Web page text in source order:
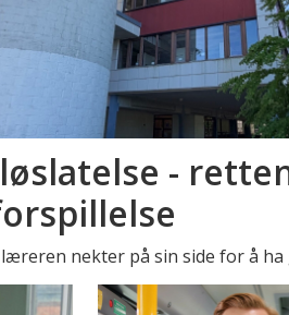
-
nekter på sin side for å